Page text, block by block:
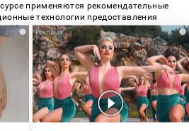
применяются рекомендательные
технологии предоставления
сбора, систематизации и анализа
предпочтениям пользователей сети
на территории Российской
применения рекомендательных
обменной сети«СМИ2» (PDF),
«Sparrow» (PDF)
Во время посещения сайта
i i